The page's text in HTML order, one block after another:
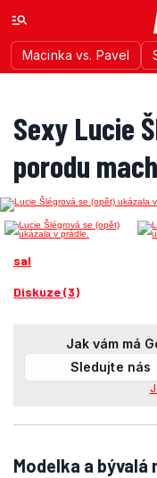
Macinka vs. Pavel
Sexy Lucie
porodu
sal
Diskuze (3)
Jak vám má
Sledujte nás
Modelka a